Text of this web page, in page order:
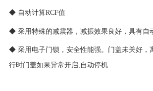
◆ 自动计算RCF值
◆ 采用特殊的减震器，减振效果良好，具有自
◆ 采用电子门锁，安全性能强。门盖未关好，
行时门盖如果异常开启,自动停机